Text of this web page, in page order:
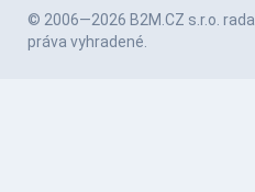
© 2006—2026 B2M.CZ s.r.o. rada
práva vyhradené.